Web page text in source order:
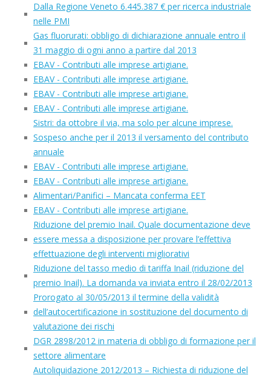
Dalla Regione Veneto 6.445.387 € per ricerca industriale
nelle PMI
Gas fluorurati: obbligo di dichiarazione annuale entro il
31 maggio di ogni anno a partire dal 2013
EBAV - Contributi alle imprese artigiane.
EBAV - Contributi alle imprese artigiane.
EBAV - Contributi alle imprese artigiane.
EBAV - Contributi alle imprese artigiane.
Sistri: da ottobre il via, ma solo per alcune imprese.
Sospeso anche per il 2013 il versamento del contributo
annuale
EBAV - Contributi alle imprese artigiane.
EBAV - Contributi alle imprese artigiane.
Alimentari/Panifici – Mancata conferma EET
EBAV - Contributi alle imprese artigiane.
Riduzione del premio Inail. Quale documentazione deve
essere messa a disposizione per provare l’effettiva
effettuazione degli interventi migliorativi
Riduzione del tasso medio di tariffa Inail (riduzione del
premio Inail). La domanda va inviata entro il 28/02/2013
Prorogato al 30/05/2013 il termine della validità
dell’autocertificazione in sostituzione del documento di
valutazione dei rischi
DGR 2898/2012 in materia di obbligo di formazione per il
settore alimentare
Autoliquidazione 2012/2013 – Richiesta di riduzione del